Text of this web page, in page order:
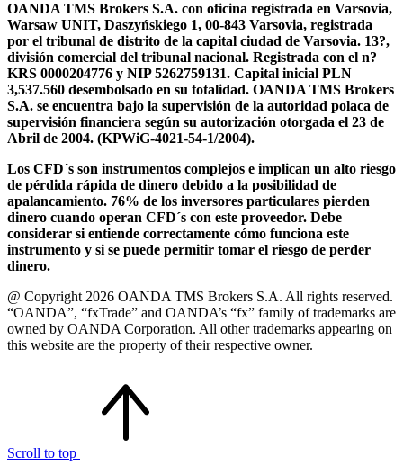
OANDA TMS Brokers S.A. con oficina registrada en Varsovia,
Warsaw UNIT, Daszyńskiego 1, 00-843 Varsovia, registrada
por el tribunal de distrito de la capital ciudad de Varsovia. 13?,
división comercial del tribunal nacional. Registrada con el n?
KRS 0000204776 y NIP 5262759131. Capital inicial PLN
3,537.560 desembolsado en su totalidad. OANDA TMS Brokers
S.A. se encuentra bajo la supervisión de la autoridad polaca de
supervisión financiera según su autorización otorgada el 23 de
Abril de 2004. (KPWiG-4021-54-1/2004).
Los CFD´s son instrumentos complejos e implican un alto riesgo
de pérdida rápida de dinero debido a la posibilidad de
apalancamiento. 76% de los inversores particulares pierden
dinero cuando operan CFD´s con este proveedor. Debe
considerar si entiende correctamente cómo funciona este
instrumento y si se puede permitir tomar el riesgo de perder
dinero.
@ Copyright 2026 OANDA TMS Brokers S.A. All rights reserved.
“OANDA”, “fxTrade” and OANDA’s “fx” family of trademarks are
owned by OANDA Corporation. All other trademarks appearing on
this website are the property of their respective owner.
Scroll to top